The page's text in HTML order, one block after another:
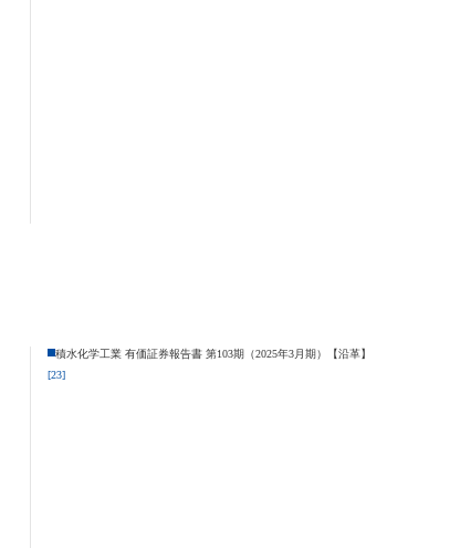
積水化学工業 有価証券報告書 第103期（2025年3月期）【沿革】
[23]